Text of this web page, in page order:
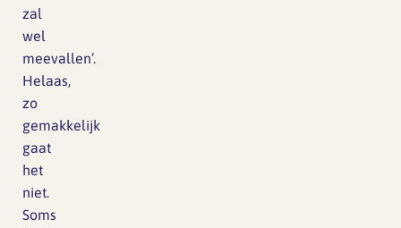
zal
wel
meevallen’.
Helaas,
zo
gemakkelijk
gaat
het
niet.
Soms